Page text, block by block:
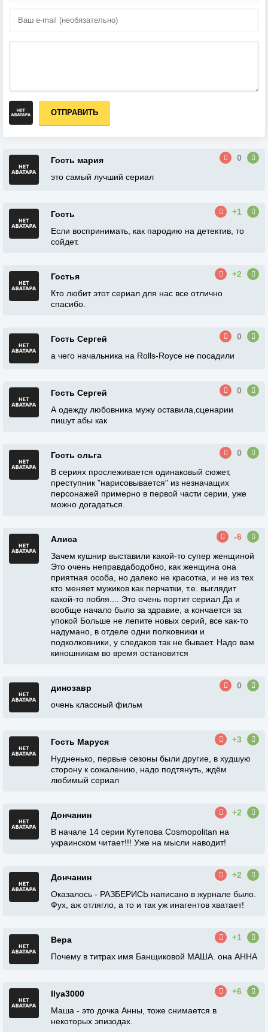
ОТПРАВИТЬ
Гость мария
0
это самый лучший сериал
Гость
+1
Если воспринимать, как пародию на детектив, то
сойдет.
Гостья
+2
Кто любит этот сериал для нас все отлично
спасибо.
Гость Сергей
0
а чего начальника на Rolls-Royce не посадили
Гость Сергей
0
А одежду любовника мужу оставила,сценарии
пишут абы как
Гость ольга
0
В сериях прослеживается одинаковый сюжет,
преступник "нарисовывается" из незначащих
персонажей примерно в первой части серии, уже
можно догадаться.
Алиса
-6
Зачем кушнир выставили какой-то супер женщиной
Это очень неправдабодобно, как женщина она
приятная особа, но далеко не красотка, и не из тех
кто меняет мужиков как перчатки, т.е. выглядит
какой-то побля.... Это очень портит сериал Да и
вообще начало было за здравие, а кончается за
упокой Больше не лепите новых серий, все как-то
надумано, в отделе одни полковники и
подколковники, у следаков так не бывает. Надо вам
киношникам во время остановится
динозавр
0
очень классный фильм
Гость Маруся
+3
Нудненько, первые сезоны были другие, в худшую
сторону к сожалению, надо подтянуть, ждём
любимый сериал
Дончанин
+2
В начале 14 серии Кутепова Cosmopolitan на
украинском читает!!! Уже на мысли наводит!
Дончанин
+2
Оказалось - РАЗБЕРИСЬ написано в журнале было.
Фух, аж отлягло, а то и так уж инагентов хватает!
Вера
+1
Почему в титрах имя Банщиковой МАША. она АННА
Ilya3000
+6
Маша - это дочка Анны, тоже снимается в
некоторых эпизодах.